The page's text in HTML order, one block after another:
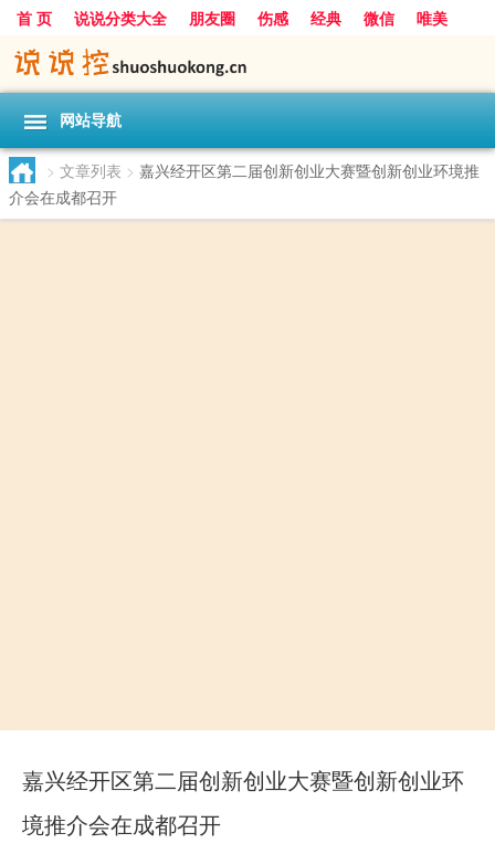
首 页 说说分类大全 朋友圈 伤感 经典 微信
唯美
励志
爱情 搞笑
网站导航
> 文章列表 > 嘉兴经开区第二届创新创业大赛暨创新创业环境推
介会在成都召开
嘉兴经开区第二届创新创业大赛暨创新创业环
境推介会在成都召开